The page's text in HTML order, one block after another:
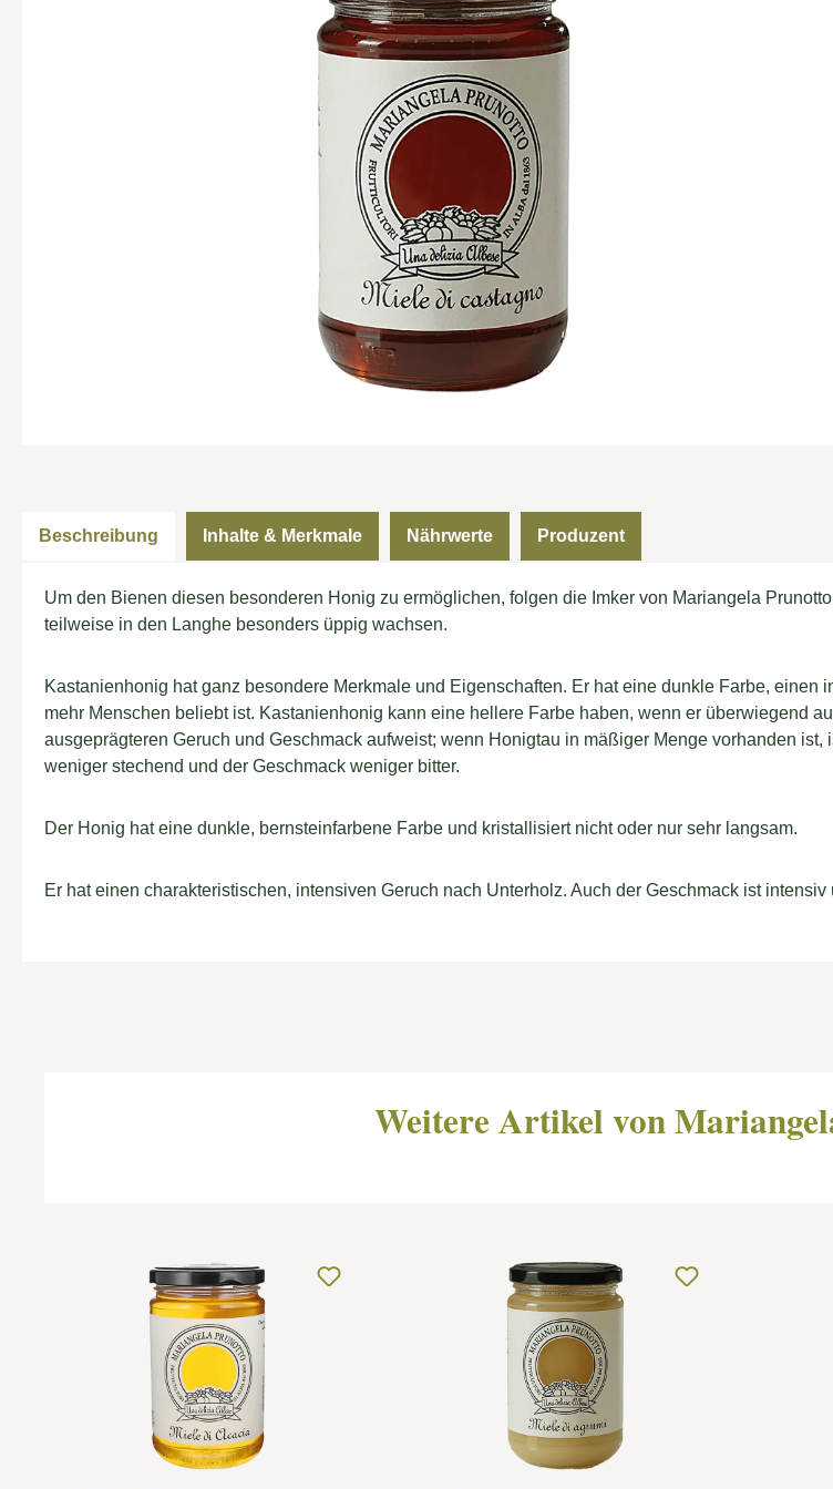
Beschreibung Inhalte & Merkmale Nährwerte Produzent
Um den Bienen diesen besonderen Honig zu ermöglichen, folgen die Imker von Mariangela
teilweise in den Langhe besonders üppig wachsen.
Kastanienhonig hat ganz besondere Merkmale und Eigenschaften. Er hat eine dunkle Farbe,
mehr Menschen beliebt ist. Kastanienhonig kann eine hellere Farbe haben, wenn er überwiegend
ausgeprägteren Geruch und Geschmack aufweist; wenn Honigtau in mäßiger Menge vorhanden
weniger stechend und der Geschmack weniger bitter.
Der Honig hat eine dunkle, bernsteinfarbene Farbe und kristallisiert nicht oder nur sehr langsam.
Er hat einen charakteristischen, intensiven Geruch nach Unterholz. Auch der Geschmack ist
Weitere Artikel von